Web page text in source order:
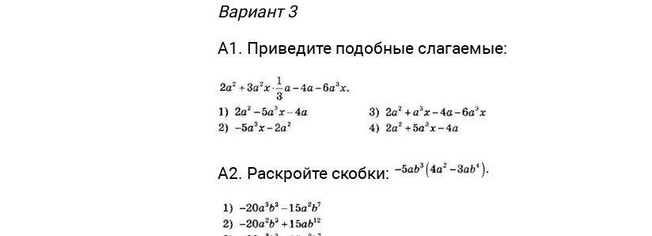
Вариант 3
А1. Приведите подобные слагаемые:
А2. Раскройте скобки: